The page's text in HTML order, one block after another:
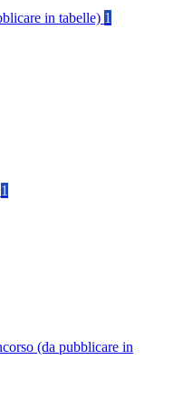
in tabelle) 1
1
(da pubblicare in